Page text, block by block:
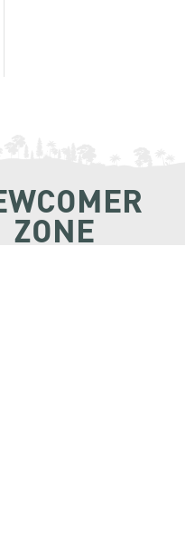
ZONE